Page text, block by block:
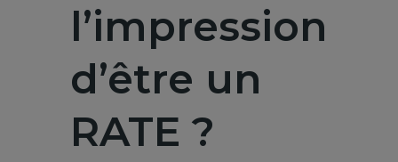
l’impression
d’être un
RATE ?